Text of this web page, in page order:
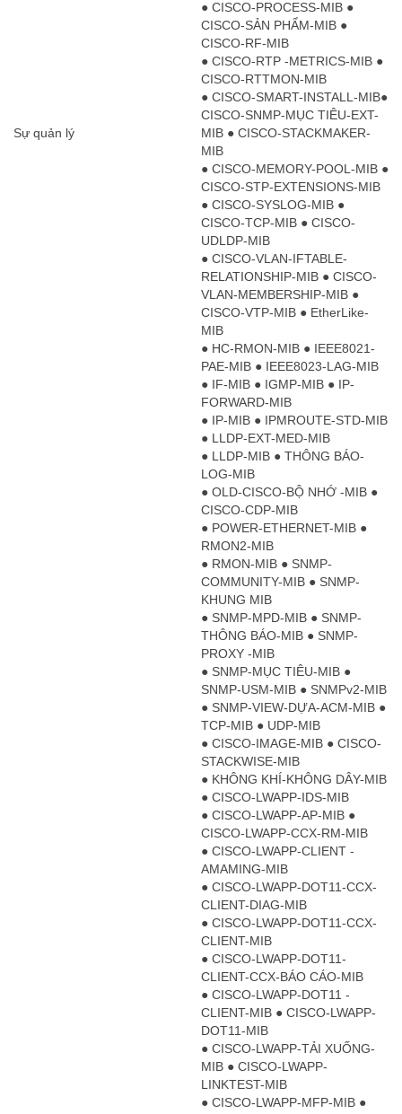
Sự quản lý
● CISCO-PROCESS-MIB ●
CISCO-SẢN PHẨM-MIB ●
CISCO-RF-MIB
● CISCO-RTP -METRICS-MIB ●
CISCO-RTTMON-MIB
● CISCO-SMART-INSTALL-MIB●
CISCO-SNMP-MỤC TIÊU-EXT-
MIB ● CISCO-STACKMAKER-
MIB
● CISCO-MEMORY-POOL-MIB ●
CISCO-STP-EXTENSIONS-MIB
● CISCO-SYSLOG-MIB ●
CISCO-TCP-MIB ● CISCO-
UDLDP-MIB
● CISCO-VLAN-IFTABLE-
RELATIONSHIP-MIB ● CISCO-
VLAN-MEMBERSHIP-MIB ●
CISCO-VTP-MIB ● EtherLike-
MIB
● HC-RMON-MIB ● IEEE8021-
PAE-MIB ● IEEE8023-LAG-MIB
● IF-MIB ● IGMP-MIB ● IP-
FORWARD-MIB
● IP-MIB ● IPMROUTE-STD-MIB
● LLDP-EXT-MED-MIB
● LLDP-MIB ● THÔNG BÁO-
LOG-MIB
● OLD-CISCO-BỘ NHỚ -MIB ●
CISCO-CDP-MIB
● POWER-ETHERNET-MIB ●
RMON2-MIB
● RMON-MIB ● SNMP-
COMMUNITY-MIB ● SNMP-
KHUNG MIB
● SNMP-MPD-MIB ● SNMP-
THÔNG BÁO-MIB ● SNMP-
PROXY -MIB
● SNMP-MỤC TIÊU-MIB ●
SNMP-USM-MIB ● SNMPv2-MIB
● SNMP-VIEW-DỰA-ACM-MIB ●
TCP-MIB ● UDP-MIB
● CISCO-IMAGE-MIB ● CISCO-
STACKWISE-MIB
● KHÔNG KHÍ-KHÔNG DÂY-MIB
● CISCO-LWAPP-IDS-MIB
● CISCO-LWAPP-AP-MIB ●
CISCO-LWAPP-CCX-RM-MIB
● CISCO-LWAPP-CLIENT -
AMAMING-MIB
● CISCO-LWAPP-DOT11-CCX-
CLIENT-DIAG-MIB
● CISCO-LWAPP-DOT11-CCX-
CLIENT-MIB
● CISCO-LWAPP-DOT11-
CLIENT-CCX-BÁO CÁO-MIB
● CISCO-LWAPP-DOT11 -
CLIENT-MIB ● CISCO-LWAPP-
DOT11-MIB
● CISCO-LWAPP-TẢI XUỐNG-
MIB ● CISCO-LWAPP-
LINKTEST-MIB
● CISCO-LWAPP-MFP-MIB ●